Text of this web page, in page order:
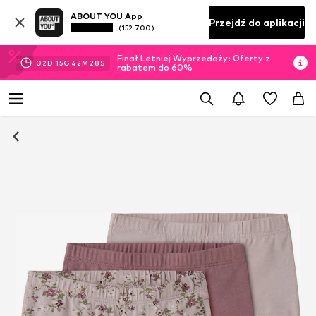
ABOUT YOU App
(152 700) Przejdź do aplikacji
02D 15G 42M 27 S
Finał Letniej Wyprzedaży: Oferty z
rabatem do 60%